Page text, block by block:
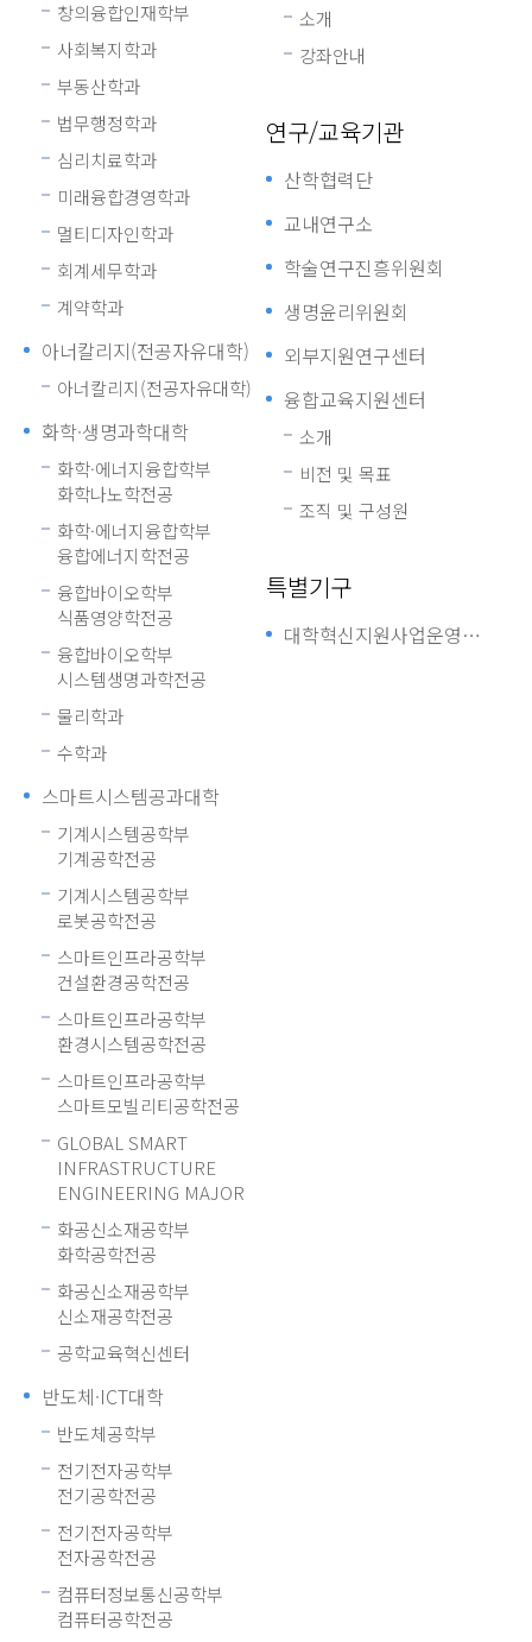
창의융합인재학부
사회복지학과
부동산학과
법무행정학과
심리치료학과
미래융합경영학과
멀티디자인학과
회계세무학과
계약학과
아너칼리지(전공자유대학)
아너칼리지(전공자유대학)
화학·생명과학대학
화학·에너지융합학부
화학나노학전공
화학·에너지융합학부
융합에너지학전공
융합바이오학부
식품영양학전공
융합바이오학부
시스템생명과학전공
물리학과
수학과
스마트시스템공과대학
기계시스템공학부
기계공학전공
기계시스템공학부
로봇공학전공
스마트인프라공학부
건설환경공학전공
스마트인프라공학부
환경시스템공학전공
스마트인프라공학부
스마트모빌리티공학전공
GLOBAL SMART
INFRASTRUCTURE
ENGINEERING MAJOR
화공신소재공학부
화학공학전공
화공신소재공학부
신소재공학전공
공학교육혁신센터
반도체·ICT대학
반도체공학부
전기전자공학부
전기공학전공
전기전자공학부
전자공학전공
컴퓨터정보통신공학부
컴퓨터공학전공
소개
강좌안내
연구/교육기관
산학협력단
교내연구소
학술연구진흥위원회
생명윤리위원회
외부지원연구센터
융합교육지원센터
소개
비전 및 목표
조직 및 구성원
특별기구
대학혁신지원사업운영위원회